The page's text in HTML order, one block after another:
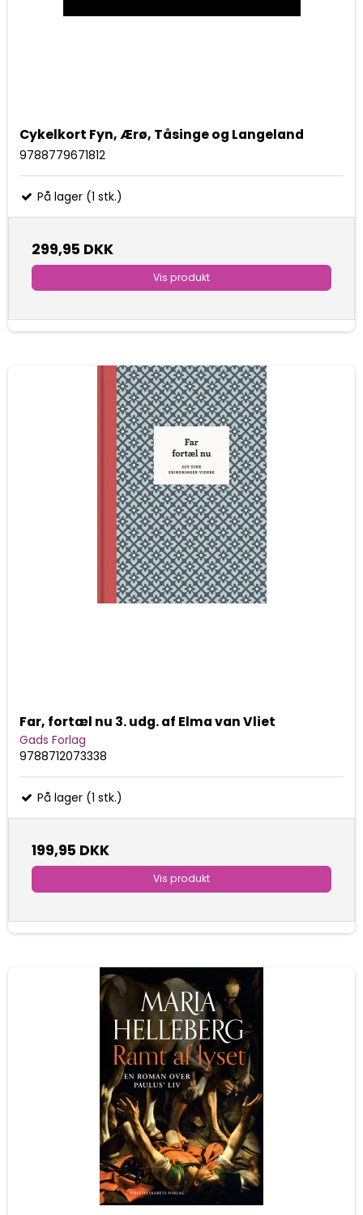
Cykelkort Fyn, Ærø, Tåsinge og Langeland
9788779671812
På lager (1 stk.)
299,95 DKK
Vis produkt
Far, fortæl nu 3. udg. af Elma van Vliet
Gads Forlag
9788712073338
På lager (1 stk.)
199,95 DKK
Vis produkt